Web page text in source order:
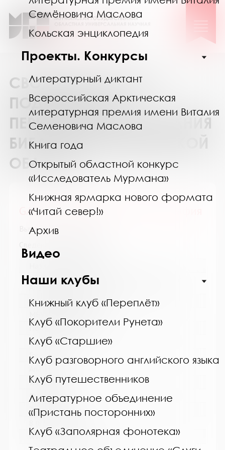
Семёновича Маслова
Кольская энциклопедия
Проекты. Конкурсы
Литературный диктант
Всероссийская Арктическая
литературная премия имени Виталия
Семеновича Маслова
Книга года
Открытый областной конкурс
«Исследователь Мурмана»
Книжная ярмарка нового формата
«Читай север!»
Архив
Видео
Наши клубы
Книжный клуб «Переплёт»
Клуб «Покорители Рунета»
Клуб «Старшие»
Клуб разговорного английского языка
Клуб путешественников
Литературное объединение
«Пристань посторонних»
Клуб «Заполярная фонотека»
СВОДНЫЙ КАТАЛОГ
ПОДПИСКИ НА
ПЕРИОДИЧЕСКИЕ ИЗДАНИЯ
БИБЛИОТЕК МУРМАНСКОЙ
ОБЛАСТИ
GALA Биография / ГАЛА Биография
Выпуск №5 от 2014 года
Централизованная библиотечная система г.
Апатиты
Сокращенное название:
Почтовый индекс:
184211
Город:
Апатиты
Улица, дом:
Пушкина, 4
Телефон:
www: